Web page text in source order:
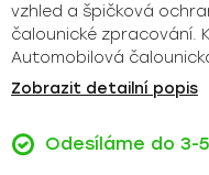
vzhled a špičková
čalounické zpracování.
Automobilová
Zobrazit detailní popis
Odesíláme do 3-